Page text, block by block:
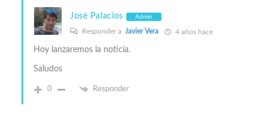
José Palacios Admin
Responder a Javier Vera 4 años hace
Hoy lanzaremos la noticia.
Saludos
0 Responder